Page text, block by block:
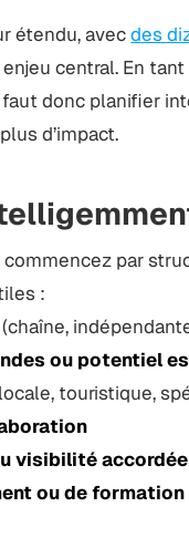
étendu, avecdes
central. En
donc planifier
d’impact.
par
:
ou potentiel
touristique,
visibilité
ou de